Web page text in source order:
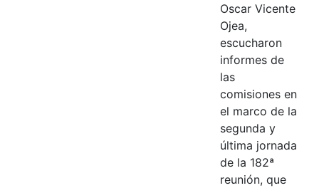
Oscar Vicente
Ojea,
escucharon
informes de
las
comisiones en
el marco de la
segunda y
última jornada
de la 182ª
reunión, que